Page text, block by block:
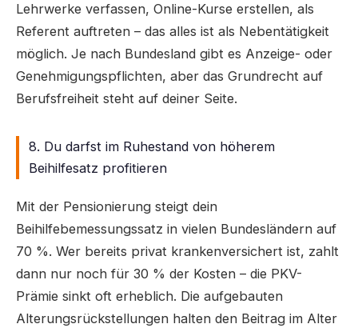
Lehrwerke verfassen, Online-Kurse erstellen, als
Referent auftreten – das alles ist als Nebentätigkeit
möglich. Je nach Bundesland gibt es Anzeige- oder
Genehmigungspflichten, aber das Grundrecht auf
Berufsfreiheit steht auf deiner Seite.
8. Du darfst im Ruhestand von höherem
Beihilfesatz profitieren
Mit der Pensionierung steigt dein
Beihilfebemessungssatz in vielen Bundesländern auf
70 %. Wer bereits privat krankenversichert ist, zahlt
dann nur noch für 30 % der Kosten – die PKV-
Prämie sinkt oft erheblich. Die aufgebauten
Alterungsrückstellungen halten den Beitrag im Alter